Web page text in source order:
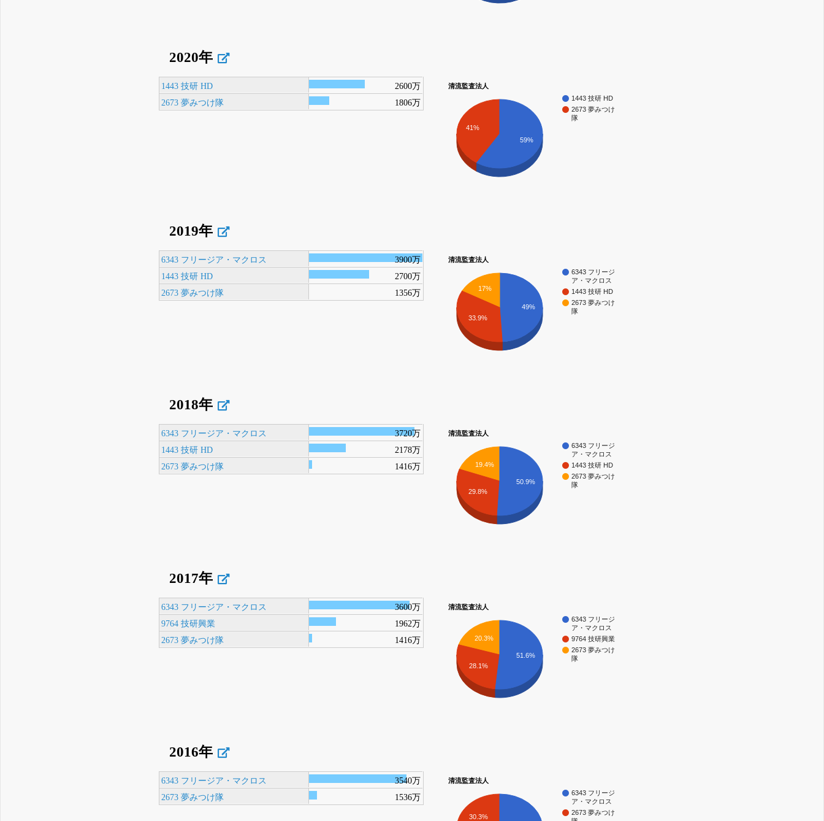
2020年
1443 技研 HD
2600万
2673 夢みつけ隊
1806万
清流監査法人
1443 技研 HD
2673 夢みつけ
隊
41%
59%
2019年
6343 フリージア・マクロス
3900万
1443 技研 HD
2700万
2673 夢みつけ隊
1356万
清流監査法人
6343 フリージ
ア・マクロス
1443 技研 HD
2673 夢みつけ
隊
49%
17%
33.9%
2018年
6343 フリージア・マクロス
3720万
1443 技研 HD
2178万
2673 夢みつけ隊
1416万
清流監査法人
6343 フリージ
ア・マクロス
1443 技研 HD
2673 夢みつけ
隊
19.4%
29.8%
50.9%
2017年
6343 フリージア・マクロス
3600万
9764 技研興業
1962万
2673 夢みつけ隊
1416万
清流監査法人
6343 フリージ
ア・マクロス
9764 技研興業
2673 夢みつけ
隊
20.3%
28.1%
51.6%
2016年
6343 フリージア・マクロス
3540万
2673 夢みつけ隊
1536万
清流監査法人
6343 フリージ
ア・マクロス
2673 夢みつけ
30.3%